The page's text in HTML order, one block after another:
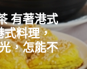
有著港式
式料理，
，怎能不